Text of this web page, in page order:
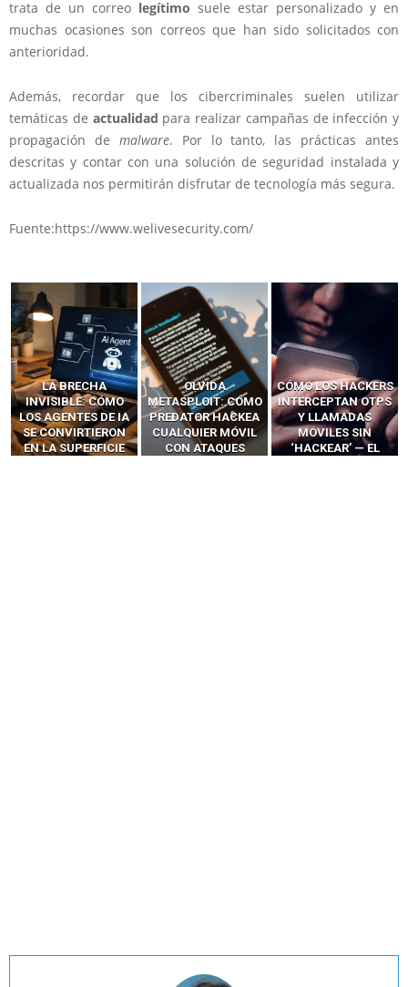
trata de un correo legítimo suele estar personalizado y en
muchas ocasiones son correos que han sido solicitados con
anterioridad.
Además, recordar que los cibercriminales suelen utilizar
temáticas de actualidad para realizar campañas de infección y
propagación de malware. Por lo tanto, las prácticas antes
descritas y contar con una solución de seguridad instalada y
actualizada nos permitirán disfrutar de tecnología más segura.
Fuente:https://www.welivesecurity.com/
LA BRECHA
INVISIBLE: CÓMO
LOS AGENTES DE IA
SE CONVIRTIERON
EN LA SUPERFICIE
OLVIDA
METASPLOIT: CÓMO
PREDATOR HACKEA
CUALQUIER MÓVIL
CON ATAQUES
CÓMO LOS HACKERS
INTERCEPTAN OTPS
Y LLAMADAS
MÓVILES SIN
‘HACKEAR’ — EL